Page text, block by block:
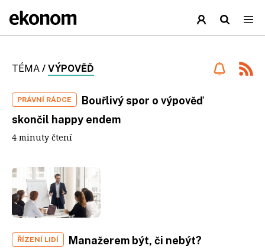
TÉMA / VÝPOVĚĎ
PRÁVNÍ RÁDCE
Bouřlivý spor o výpověď
skončil happy endem
4 minuty čtení
ŘÍZENÍ LIDÍ
Manažerem být, či nebýt?